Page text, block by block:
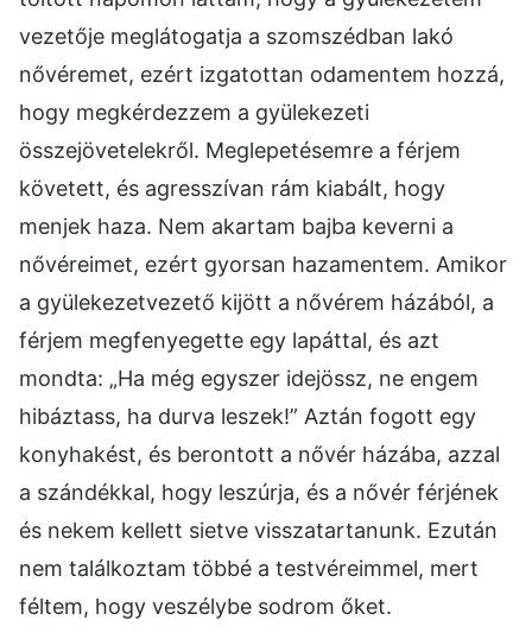
vezetője meglátogatja a szomszédban lakó
nővéremet, ezért izgatottan odamentem hozzá,
hogy megkérdezzem a gyülekezeti
összejövetelekről. Meglepetésemre a férjem
követett, és agresszívan rám kiabált, hogy
menjek haza. Nem akartam bajba keverni a
nővéreimet, ezért gyorsan hazamentem. Amikor
a gyülekezetvezető kijött a nővérem házából, a
férjem megfenyegette egy lapáttal, és azt
mondta: „Ha még egyszer idejössz, ne engem
hibáztass, ha durva leszek!” Aztán fogott egy
konyhakést, és berontott a nővér házába, azzal
a szándékkal, hogy leszúrja, és a nővér férjének
és nekem kellett sietve visszatartanunk. Ezután
nem találkoztam többé a testvéreimmel, mert
féltem, hogy veszélybe sodrom őket.